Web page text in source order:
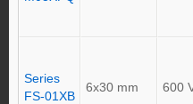
Series
FS-01XB
6x30 mm 600